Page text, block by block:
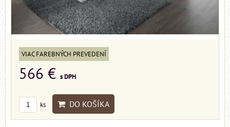
VIAC FAREBNÝCH PREVEDENÍ
566 € s DPH
ks DO KOŠÍKA